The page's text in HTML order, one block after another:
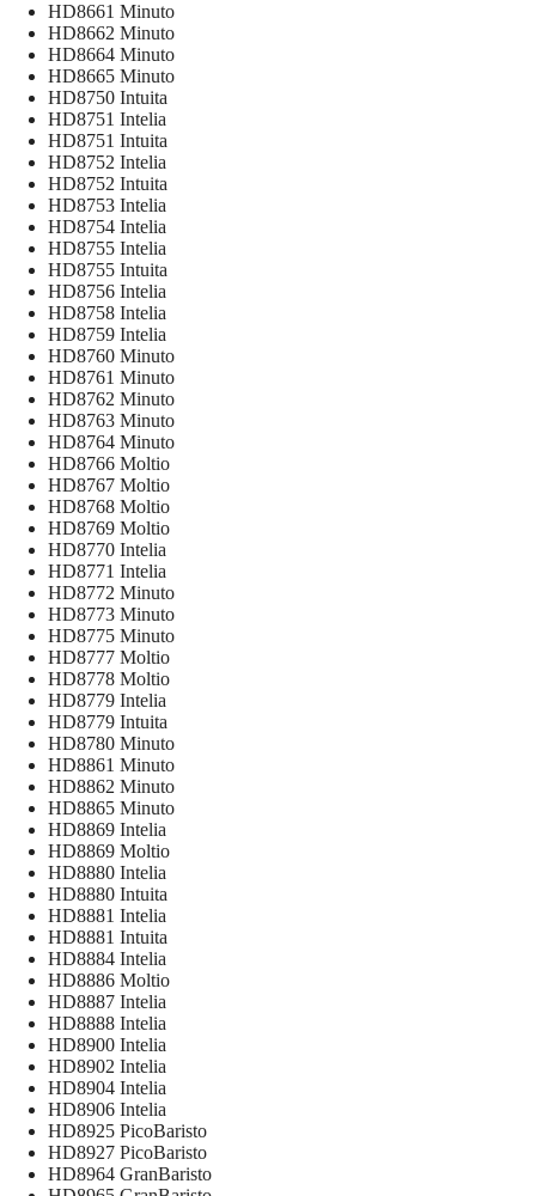
HD8661 Minuto
HD8662 Minuto
HD8664 Minuto
HD8665 Minuto
HD8750 Intuita
HD8751 Intelia
HD8751 Intuita
HD8752 Intelia
HD8752 Intuita
HD8753 Intelia
HD8754 Intelia
HD8755 Intelia
HD8755 Intuita
HD8756 Intelia
HD8758 Intelia
HD8759 Intelia
HD8760 Minuto
HD8761 Minuto
HD8762 Minuto
HD8763 Minuto
HD8764 Minuto
HD8766 Moltio
HD8767 Moltio
HD8768 Moltio
HD8769 Moltio
HD8770 Intelia
HD8771 Intelia
HD8772 Minuto
HD8773 Minuto
HD8775 Minuto
HD8777 Moltio
HD8778 Moltio
HD8779 Intelia
HD8779 Intuita
HD8780 Minuto
HD8861 Minuto
HD8862 Minuto
HD8865 Minuto
HD8869 Intelia
HD8869 Moltio
HD8880 Intelia
HD8880 Intuita
HD8881 Intelia
HD8881 Intuita
HD8884 Intelia
HD8886 Moltio
HD8887 Intelia
HD8888 Intelia
HD8900 Intelia
HD8902 Intelia
HD8904 Intelia
HD8906 Intelia
HD8925 PicoBaristo
HD8927 PicoBaristo
HD8964 GranBaristo